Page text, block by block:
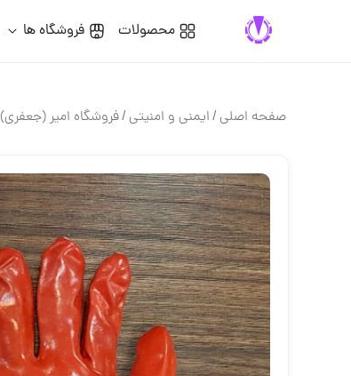
محصولات فروشگاه ها
صفحه اصلی/ایمنی و امنیتی/فروشگاه امیر (جعفری)